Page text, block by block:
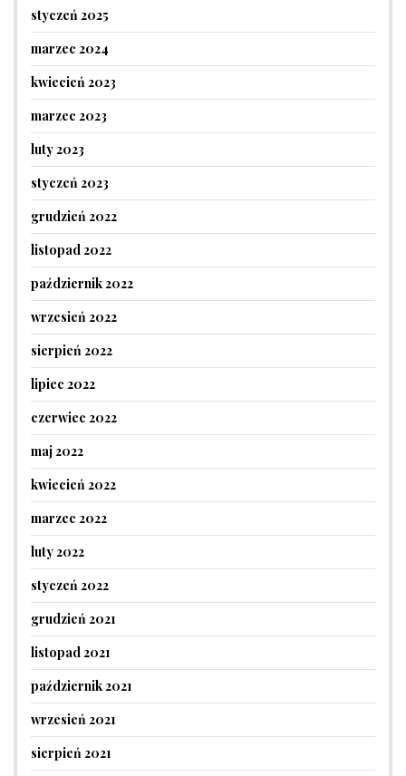
styczeń 2025
marzec 2024
kwiecień 2023
marzec 2023
luty 2023
styczeń 2023
grudzień 2022
listopad 2022
październik 2022
wrzesień 2022
sierpień 2022
lipiec 2022
czerwiec 2022
maj 2022
kwiecień 2022
marzec 2022
luty 2022
styczeń 2022
grudzień 2021
listopad 2021
październik 2021
wrzesień 2021
sierpień 2021